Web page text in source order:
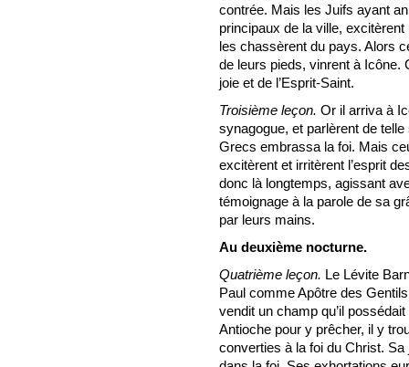
contrée. Mais les Juifs ayant
principaux de la ville,
les chassèrent du pays. Alors
de leurs pieds, vinrent à Icône.
joie et de l’Esprit-Saint.
Troisième leçon. Or il arriva à
synagogue, et parlèrent de
Grecs embrassa la foi. Mais
excitèrent et irritèrent l’esprit
donc là longtemps, agissant
témoignage à la parole de sa
par leurs mains.
Au deuxième nocturne.
Quatrième leçon. Le Lévite
Paul comme Apôtre des
vendit un champ qu’il
Antioche pour y prêcher, il y
converties à la foi du Christ.